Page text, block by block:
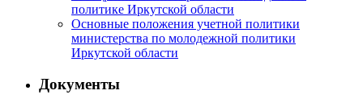
политике Иркутской области
Основные положения учетной политики
министерства по молодежной политики
Иркутской области
Документы